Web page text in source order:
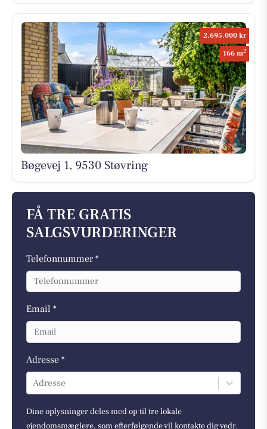
2.695.000 kr
166 m2
Bøgevej 1, 9530 Støvring
FÅ TRE GRATIS
SALGSVURDERINGER
Telefonnummer *
Email *
Adresse *
Adresse
Dine oplysninger deles med op til tre lokale
ejendomsmæglere, som efterfølgende vil kontakte dig vedr.